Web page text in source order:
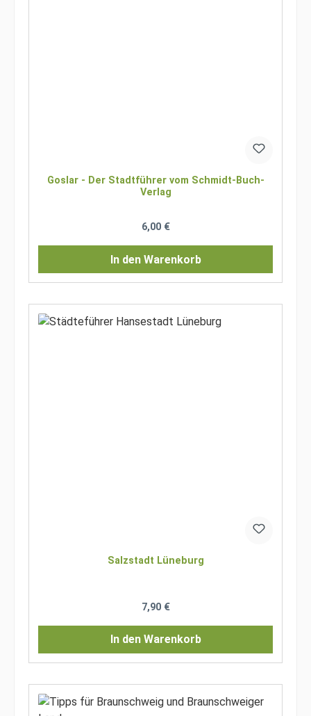
Goslar - Der Stadtführer vom Schmidt-Buch-
Verlag
Regulärer Preis:
6,00 €
In den Warenkorb
Salzstadt Lüneburg
Regulärer Preis:
7,90 €
In den Warenkorb